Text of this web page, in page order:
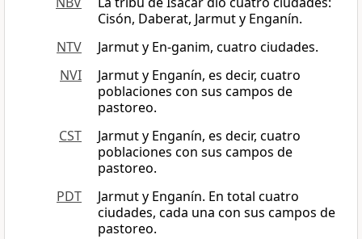
Cisón, Daberat, Jarmut y Enganín.
NTV
Jarmut y En-ganim, cuatro ciudades.
NVI
Jarmut y Enganín, es decir, cuatro
poblaciones con sus campos de
pastoreo.
CST
Jarmut y Enganín, es decir, cuatro
poblaciones con sus campos de
pastoreo.
PDT
Jarmut y Enganín. En total cuatro
ciudades, cada una con sus campos de
pastoreo.